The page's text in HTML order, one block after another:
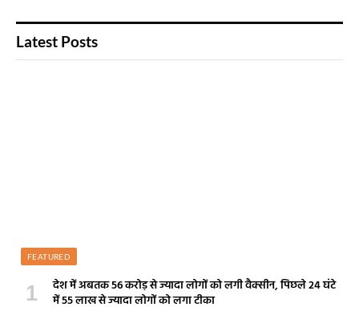
Latest Posts
FEATURED
देश में अबतक 56 करोड़ से ज्यादा लोगों को लगी वैक्सीन, पिछले 24 घंटे
में 55 लाख से ज्यादा लोगों को लगा टीका